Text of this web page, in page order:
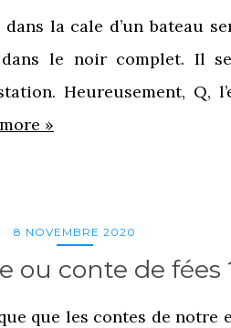
la cale d’un bateau
dans le noir complet. Il
Heureusement, Q,
»
8 NOVEMBRE 2020
ou conte de fées
que les contes de notre